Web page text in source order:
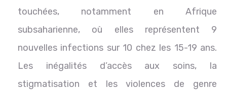
touchées, notamment en Afrique
subsaharienne, où elles représentent 9
nouvelles infections sur 10 chez les 15-19 ans.
Les inégalités d’accès aux soins, la
stigmatisation et les violences de genre